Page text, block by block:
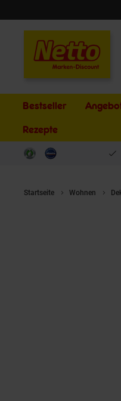
Bestseller
Rezepte
Startseite Wohnen